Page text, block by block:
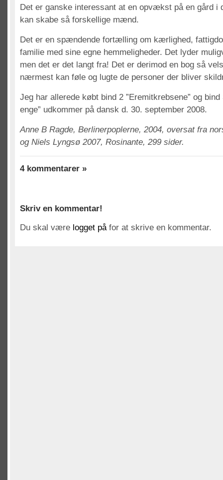
Det er ganske interessant at en opvækst på en gård i
kan skabe så forskellige mænd.
Det er en spændende fortælling om kærlighed,
familie med sine egne hemmeligheder. Det lyder
men det er det langt fra! Det er derimod en bog så
nærmest kan føle og lugte de personer der bliver
Jeg har allerede købt bind 2 ”Eremitkrebsene” og bind
enge” udkommer på dansk d. 30. september 2008.
Anne B Ragde, Berlinerpoplerne, 2004, oversat fra
og Niels Lyngsø 2007, Rosinante, 299 sider.
4 kommentarer »
Skriv en kommentar!
Du skal være logget påfor at skrive en kommentar.